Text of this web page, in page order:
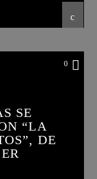
0
SE
“LA
DE